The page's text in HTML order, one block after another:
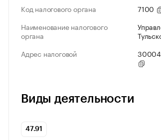
Код налогового органа
7100
Наименование налогового
органа
Адрес налоговой
Виды деятельности
47.91